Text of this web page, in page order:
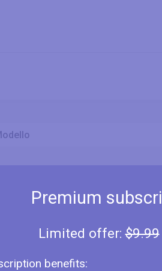
Premium
Limited offer:$9.99
benefits:
Schermo
Dimensioni dello Schermo